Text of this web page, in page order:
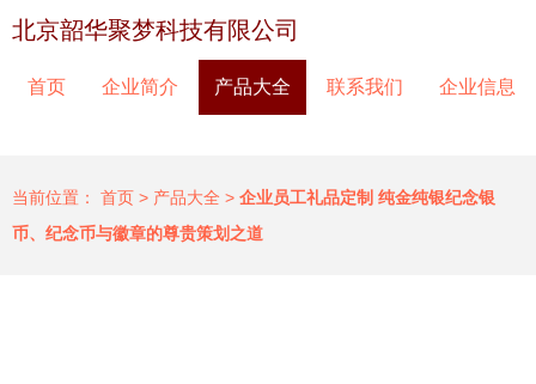
北京韶华聚梦科技有限公司
首页 企业简介 产品大全 联系我们 企业信息
当前位置： 首页 > 产品大全 > 企业员工礼品定制 纯金纯银纪念银
币、纪念币与徽章的尊贵策划之道